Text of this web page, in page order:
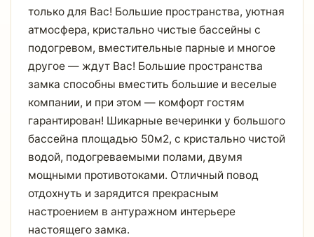
только для Вас! Большие пространства, уютная
атмосфера, кристально чистые бассейны с
подогревом, вместительные парные и многое
другое — ждут Вас! Большие пространства
замка способны вместить большие и веселые
компании, и при этом — комфорт гостям
гарантирован! Шикарные вечеринки у большого
бассейна площадью 50м2, с кристально чистой
водой, подогреваемыми полами, двумя
мощными противотоками. Отличный повод
отдохнуть и зарядится прекрасным
настроением в антуражном интерьере
настоящего замка.